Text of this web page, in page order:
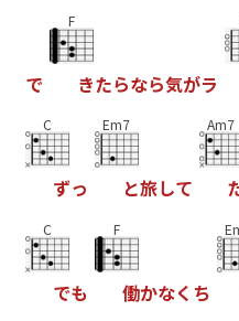
で
F
きたらなら気がラ
C
ずっ
Em7
と旅して
Am7
C
でも
F
働かなく ち